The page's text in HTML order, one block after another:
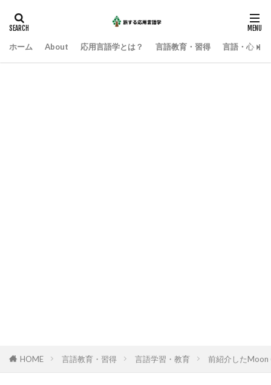
ホーム About 応用言語学とは？ 言語教育・習得 言語・心・
HOME 言語教育・習得 言語学習・教育 前紹介したMoon